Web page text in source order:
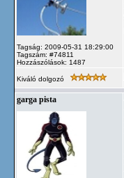
Tagság: 2009-05-31 18:29:00
Tagszám: #74811
Hozzászólások: 1487
Kiváló dolgozó
garga pista